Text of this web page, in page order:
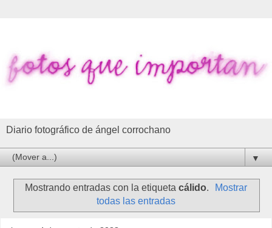
Diario fotográfico de ángel corrochano
▼
Mostrando entradas con la etiqueta cálido.
Mostrar
todas las entradas